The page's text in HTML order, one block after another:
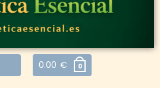
0.00 € 0